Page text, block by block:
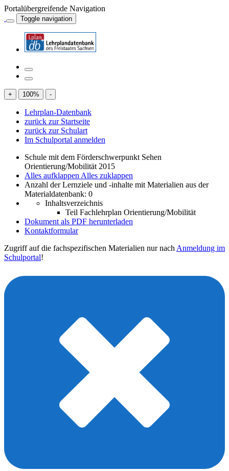
Portalübergreifende Navigation
Toggle navigation
+ 100% -
Lehrplan-Datenbank
zurück zur Startseite
zurück zur Schulart
Im Schulportal anmelden
Schule mit dem Förderschwerpunkt Sehen
Orientierung/Mobilität 2015
Alles aufklappen Alles zuklappen
Anzahl der Lernziele und -inhalte mit Materialien aus der
Materialdatenbank: 0
Inhaltsverzeichnis
Teil Fachlehrplan Orientierung/Mobilität
Dokument als PDF herunterladen
Kontaktformular
Zugriff auf die fachspezifischen Materialien nur nach Anmeldung im
Schulportal!